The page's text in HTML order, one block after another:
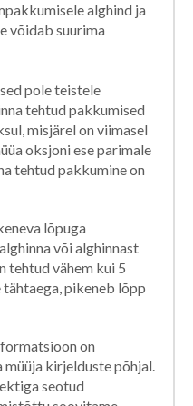
alghind ja
võidab suurima
pole teistele
tehtud pakkumised
misjärel on viimasel
oksjoni ese parimale
tehtud pakkumine on
lõpuga
või alghinnast
tehtud vähem kui 5
pikeneb lõpp
on
kirjelduste põhjal.
seotud